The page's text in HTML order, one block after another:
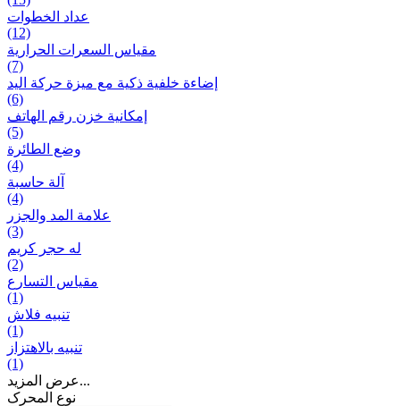
عداد الخطوات
(12)
مقیاس السعرات الحرارية
(7)
إضاءة خلفية ذكية مع ميزة حرکة اليد
(6)
إمكانية خزن رقم الهاتف
(5)
وضع الطائرة
(4)
آلة حاسبة
(4)
علامة المد والجزر
(3)
له حجر كريم
(2)
مقياس التسارع
(1)
تنبيه فلاش
(1)
تنبيه بالاهتزاز
(1)
عرض المزيد...
نوع المحرک